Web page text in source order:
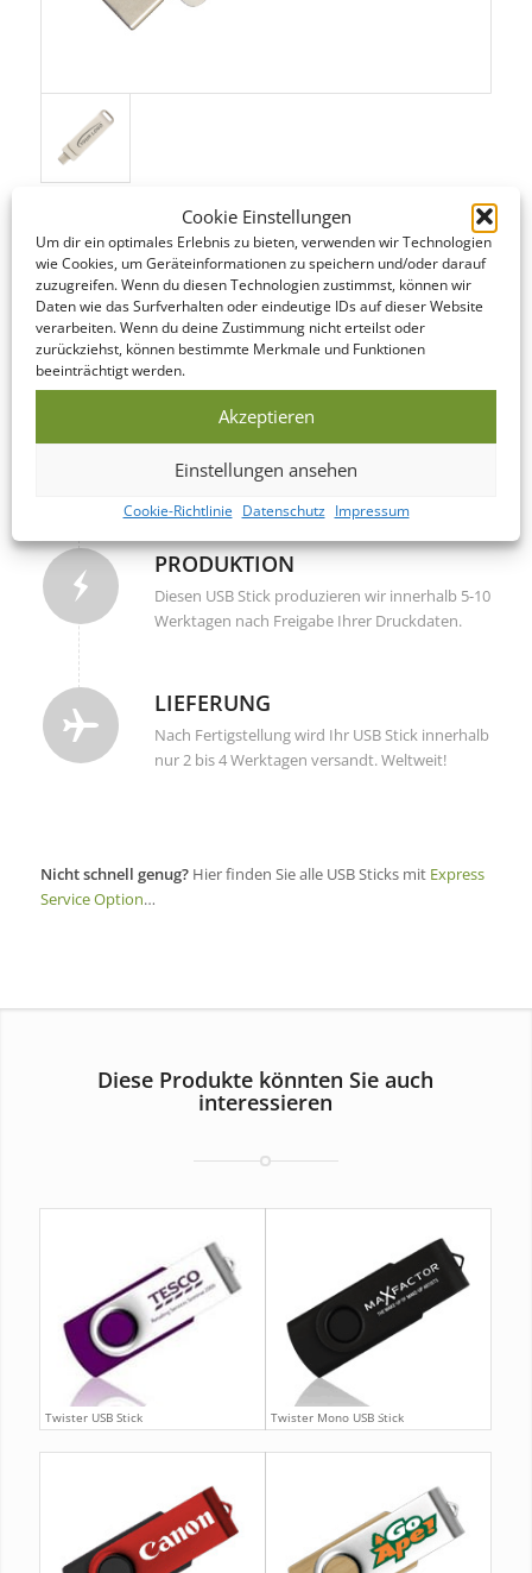
Cookie Einstellungen
Um dir ein optimales Erlebnis zu bieten, verwenden wir Technologien
wie Cookies, um Geräteinformationen zu speichern und/oder darauf
zuzugreifen. Wenn du diesen Technologien zustimmst, können wir
Daten wie das Surfverhalten oder eindeutige IDs auf dieser Website
verarbeiten. Wenn du deine Zustimmung nicht erteilst oder
zurückziehst, können bestimmte Merkmale und Funktionen
beeinträchtigt werden.
Akzeptieren
Einstellungen ansehen
Cookie-Richtlinie Datenschutz Impressum
STANDARD SERVICE
Auch im Standard Service bieten wir kurze Produktionszeiten.
Hier finden Sie eine Übersicht der einzelnen Schritte…
DATENCHECK
angelieferten Daten überprüft und korrigiert.
PRODUKTION
Diesen USB Stick produzieren wir innerhalb 5-10
Werktagen nach Freigabe Ihrer Druckdaten.
LIEFERUNG
Nach Fertigstellung wird Ihr USB Stick innerhalb
nur 2 bis 4 Werktagen versandt. Weltweit!
Nicht schnell genug?Hier finden Sie alle USB Sticks mit Express
Service Option…
Diese Produkte könnten Sie auch
interessieren
Twister USB Stick Twister Mono USB Stick